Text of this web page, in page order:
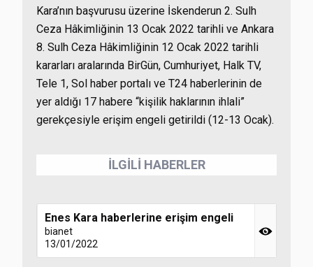
Kara’nın başvurusu üzerine İskenderun 2. Sulh
Ceza Hâkimliğinin 13 Ocak 2022 tarihli ve Ankara
8. Sulh Ceza Hâkimliğinin 12 Ocak 2022 tarihli
kararları aralarında BirGün, Cumhuriyet, Halk TV,
Tele 1, Sol haber portalı ve T24 haberlerinin de
yer aldığı 17 habere “kişilik haklarının ihlali”
gerekçesiyle erişim engeli getirildi (12-13 Ocak).
İLGİLİ HABERLER
Enes Kara haberlerine erişim engeli
bianet
13/01/2022